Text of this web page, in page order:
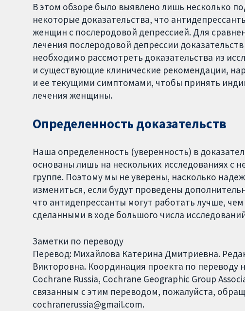
В этом обзоре было выявлено лишь несколько
некоторые доказательства, что
женщин с послеродовой депрессией. Для
лечения послеродовой депрессии
необходимо рассмотреть доказательства из
и существующие клинические рекомендации,
и ее текущими симптомами, чтобы принять
лечения женщины.
Определенность доказательств
Наша определенность (уверенность) в
основаны лишь на нескольких исследованиях
группе. Поэтому мы не уверены, насколько
измениться, если будут проведены
что антидепрессанты могут работать лучше,
сделанными в ходе большого числа
Заметки по переводу
Перевод: Михайлова Катерина Дмитриевна.
Викторовна. Координация проекта по переводу
Cochrane Russia, Cochrane Geographic Group
связанным с этим переводом, пожалуйста,
cochranerussia@gmail.com.